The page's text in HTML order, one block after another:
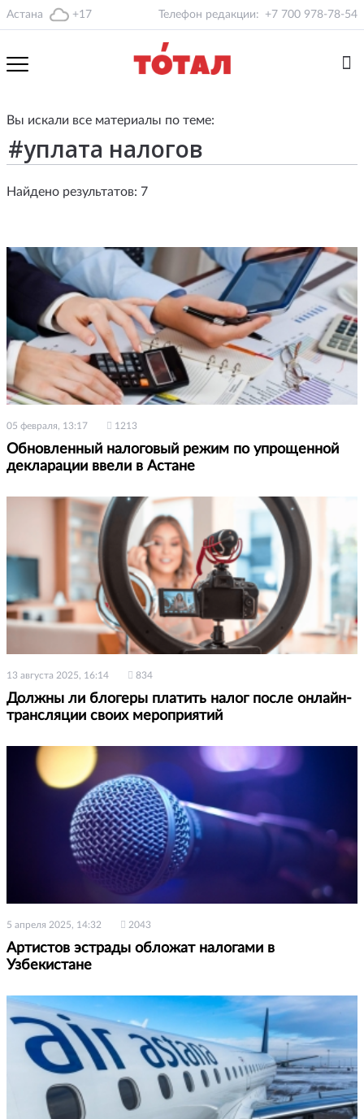
Астана +17 Телефон редакции: +7 700 978-78-54
Вы искали все материалы по теме:
Найдено результатов: 7
05 февраля, 13:17 1213
Обновленный налоговый режим по упрощенной
декларации ввели в Астане
13 августа 2025, 16:14 834
Должны ли блогеры платить налог после онлайн-
трансляции своих мероприятий
5 апреля 2025, 14:32 2043
Артистов эстрады обложат налогами в
Узбекистане